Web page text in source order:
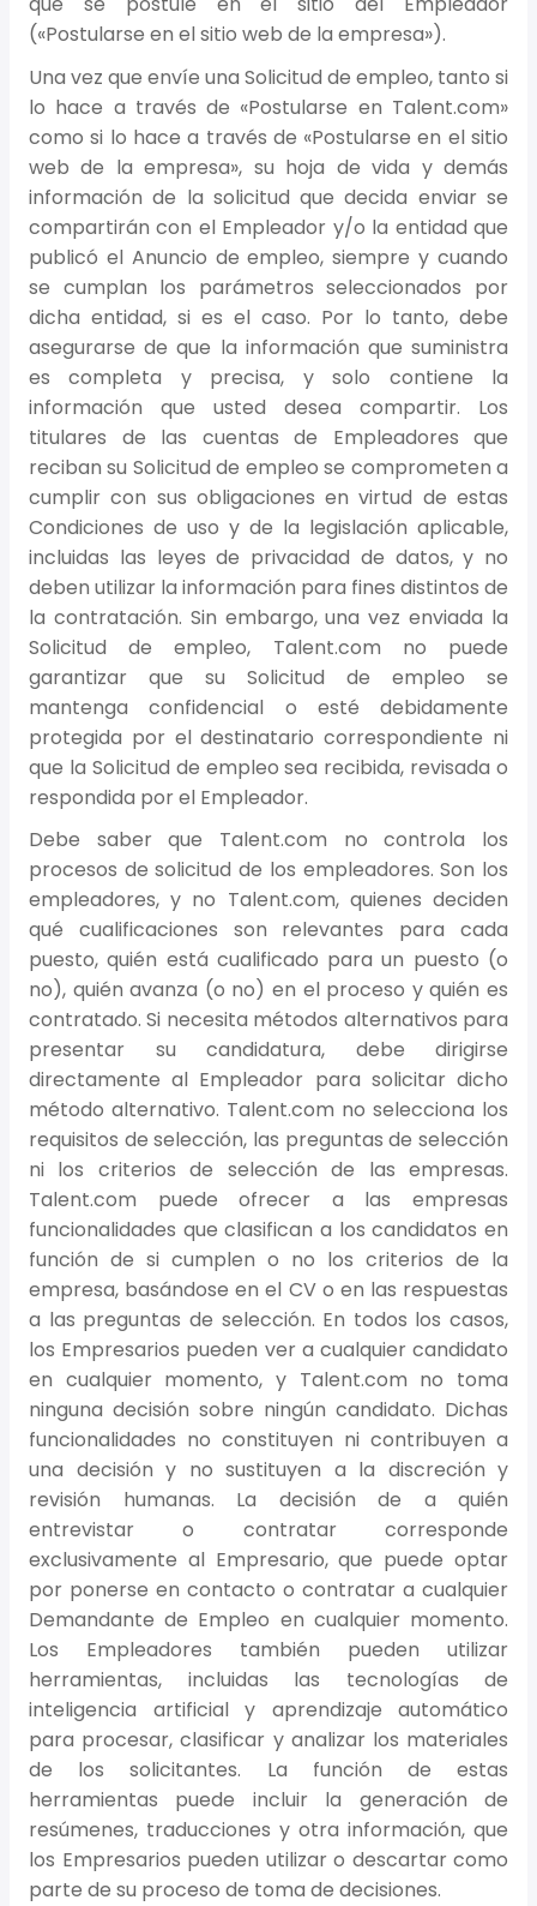
(«Postularse en el sitio web de la empresa»).
Una vez que envíe una Solicitud de empleo, tanto si
lo hace a través de «Postularse en Talent.com»
como si lo hace a través de «Postularse en el sitio
web de la empresa», su hoja de vida y demás
información de la solicitud que decida enviar se
compartirán con el Empleador y/o la entidad que
publicó el Anuncio de empleo, siempre y cuando
se cumplan los parámetros seleccionados por
dicha entidad, si es el caso. Por lo tanto, debe
asegurarse de que la información que suministra
es completa y precisa, y solo contiene la
información que usted desea compartir. Los
titulares de las cuentas de Empleadores que
reciban su Solicitud de empleo se comprometen a
cumplir con sus obligaciones en virtud de estas
Condiciones de uso y de la legislación aplicable,
incluidas las leyes de privacidad de datos, y no
deben utilizar la información para fines distintos de
la contratación. Sin embargo, una vez enviada la
Solicitud de empleo, Talent.com no puede
garantizar que su Solicitud de empleo se
mantenga confidencial o esté debidamente
protegida por el destinatario correspondiente ni
que la Solicitud de empleo sea recibida, revisada o
respondida por el Empleador.
Debe saber que Talent.com no controla los
procesos de solicitud de los empleadores. Son los
empleadores, y no Talent.com, quienes deciden
qué cualificaciones son relevantes para cada
puesto, quién está cualificado para un puesto (o
no), quién avanza (o no) en el proceso y quién es
contratado. Si necesita métodos alternativos para
presentar su candidatura, debe dirigirse
directamente al Empleador para solicitar dicho
método alternativo. Talent.com no selecciona los
requisitos de selección, las preguntas de selección
ni los criterios de selección de las empresas.
Talent.com puede ofrecer a las empresas
funcionalidades que clasifican a los candidatos en
función de si cumplen o no los criterios de la
empresa, basándose en el CV o en las respuestas
a las preguntas de selección. En todos los casos,
los Empresarios pueden ver a cualquier candidato
en cualquier momento, y Talent.com no toma
ninguna decisión sobre ningún candidato. Dichas
funcionalidades no constituyen ni contribuyen a
una decisión y no sustituyen a la discreción y
revisión humanas. La decisión de a quién
entrevistar o contratar corresponde
exclusivamente al Empresario, que puede optar
por ponerse en contacto o contratar a cualquier
Demandante de Empleo en cualquier momento.
Los Empleadores también pueden utilizar
herramientas, incluidas las tecnologías de
inteligencia artificial y aprendizaje automático
para procesar, clasificar y analizar los materiales
de los solicitantes. La función de estas
herramientas puede incluir la generación de
resúmenes, traducciones y otra información, que
los Empresarios pueden utilizar o descartar como
parte de su proceso de toma de decisiones.